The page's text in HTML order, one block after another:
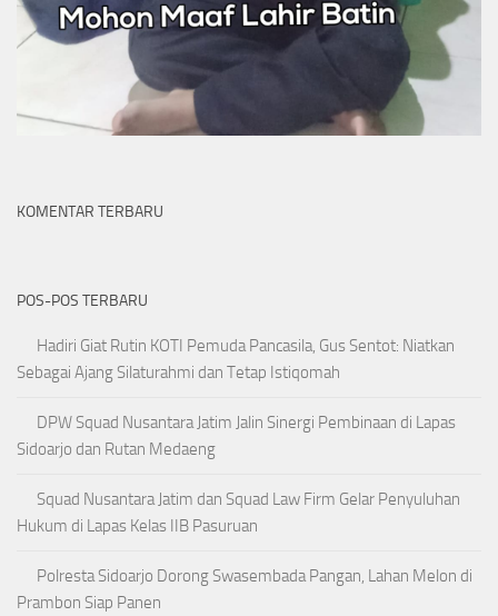
KOMENTAR TERBARU
POS-POS TERBARU
Hadiri Giat Rutin KOTI Pemuda Pancasila, Gus Sentot: Niatkan
Sebagai Ajang Silaturahmi dan Tetap Istiqomah
DPW Squad Nusantara Jatim Jalin Sinergi Pembinaan di Lapas
Sidoarjo dan Rutan Medaeng
Squad Nusantara Jatim dan Squad Law Firm Gelar Penyuluhan
Hukum di Lapas Kelas IIB Pasuruan
Polresta Sidoarjo Dorong Swasembada Pangan, Lahan Melon di
Prambon Siap Panen